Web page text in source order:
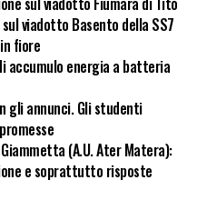
viadotto Basento della SS7
fiore
accumulo energia a batteria
gli annunci. Gli studenti
(A.U. Ater Matera):
e soprattutto risposte